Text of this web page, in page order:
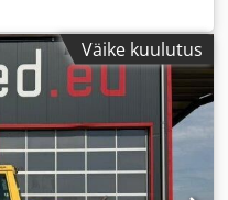
Väike kuulutus